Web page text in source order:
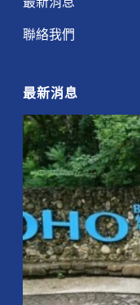
聯絡我們
最新消息